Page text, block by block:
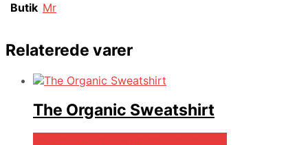
Butik Mr
Relaterede varer
The Organic Sweatshirt